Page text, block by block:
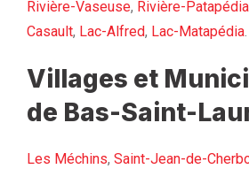
Rivière-Vaseuse, Rivière-
Casault, Lac-Alfred, Lac-Matapédia.
Villages et
de Bas-Saint-
Les Méchins, Saint-Jean-de-